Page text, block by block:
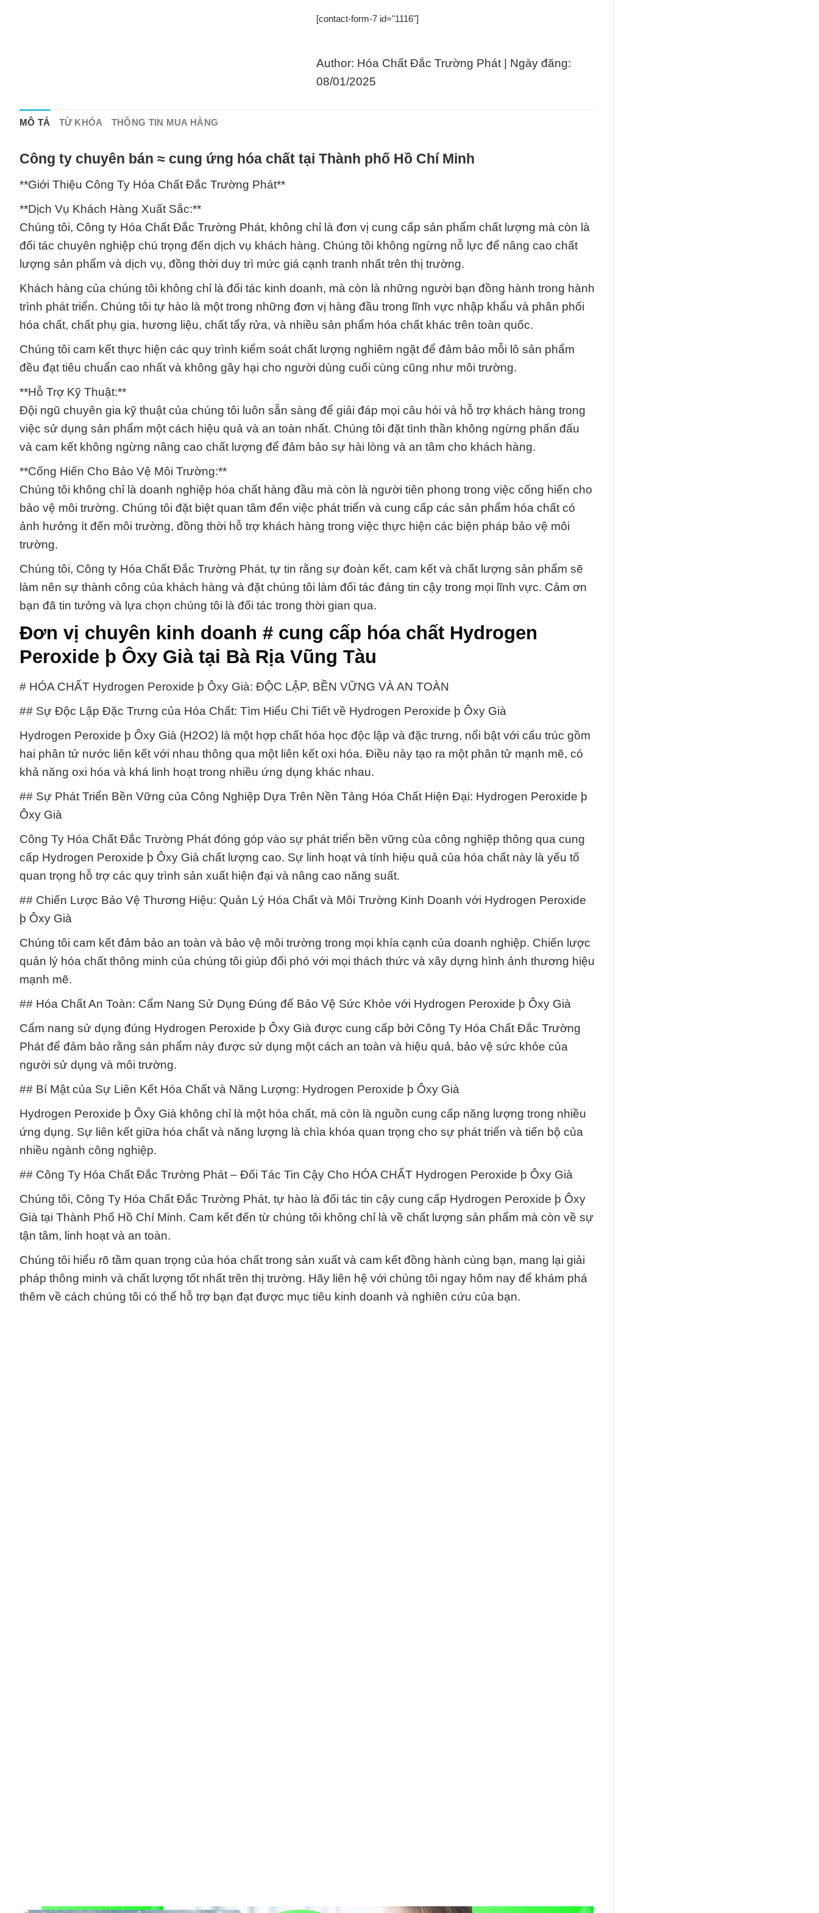
[contact-form-7 id="1116"]
Author: Hóa Chất Đắc Trường Phát | Ngày đăng:
08/01/2025
MÔ TẢ TỪ KHÓA THÔNG TIN MUA HÀNG
Công ty chuyên bán ≈ cung ứng hóa chất tại Thành phố Hồ Chí Minh
**Giới Thiệu Công Ty Hóa Chất Đắc Trường Phát**
**Dịch Vụ Khách Hàng Xuất Sắc:**
Chúng tôi, Công ty Hóa Chất Đắc Trường Phát, không chỉ là đơn vị cung cấp sản phẩm chất lượng mà còn là
đối tác chuyên nghiệp chú trọng đến dịch vụ khách hàng. Chúng tôi không ngừng nỗ lực để nâng cao chất
lượng sản phẩm và dịch vụ, đồng thời duy trì mức giá cạnh tranh nhất trên thị trường.
Khách hàng của chúng tôi không chỉ là đối tác kinh doanh, mà còn là những người bạn đồng hành trong hành
trình phát triển. Chúng tôi tự hào là một trong những đơn vị hàng đầu trong lĩnh vực nhập khẩu và phân phối
hóa chất, chất phụ gia, hương liệu, chất tẩy rửa, và nhiều sản phẩm hóa chất khác trên toàn quốc.
Chúng tôi cam kết thực hiện các quy trình kiểm soát chất lượng nghiêm ngặt để đảm bảo mỗi lô sản phẩm
đều đạt tiêu chuẩn cao nhất và không gây hại cho người dùng cuối cùng cũng như môi trường.
**Hỗ Trợ Kỹ Thuật:**
Đội ngũ chuyên gia kỹ thuật của chúng tôi luôn sẵn sàng để giải đáp mọi câu hỏi và hỗ trợ khách hàng trong
việc sử dụng sản phẩm một cách hiệu quả và an toàn nhất. Chúng tôi đặt tình thần không ngừng phấn đấu
và cam kết không ngừng nâng cao chất lượng để đảm bảo sự hài lòng và an tâm cho khách hàng.
**Cống Hiến Cho Bảo Vệ Môi Trường:**
Chúng tôi không chỉ là doanh nghiệp hóa chất hàng đầu mà còn là người tiên phong trong việc cống hiến cho
bảo vệ môi trường. Chúng tôi đặt biệt quan tâm đến việc phát triển và cung cấp các sản phẩm hóa chất có
ảnh hưởng ít đến môi trường, đồng thời hỗ trợ khách hàng trong việc thực hiện các biện pháp bảo vệ môi
trường.
Chúng tôi, Công ty Hóa Chất Đắc Trường Phát, tự tin rằng sự đoàn kết, cam kết và chất lượng sản phẩm sẽ
làm nên sự thành công của khách hàng và đặt chúng tôi làm đối tác đáng tin cậy trong mọi lĩnh vực. Cảm ơn
bạn đã tin tưởng và lựa chọn chúng tôi là đối tác trong thời gian qua.
Đơn vị chuyên kinh doanh # cung cấp hóa chất Hydrogen
Peroxide þ Ôxy Già tại Bà Rịa Vũng Tàu
# HÓA CHẤT Hydrogen Peroxide þ Ôxy Già: ĐỘC LẬP, BỀN VỮNG VÀ AN TOÀN
## Sự Độc Lập Đặc Trưng của Hóa Chất: Tìm Hiểu Chi Tiết về Hydrogen Peroxide þ Ôxy Già
Hydrogen Peroxide þ Ôxy Già (H2O2) là một hợp chất hóa học độc lập và đặc trưng, nổi bật với cấu trúc gồm
hai phân tử nước liên kết với nhau thông qua một liên kết oxi hóa. Điều này tạo ra một phân tử mạnh mẽ, có
khả năng oxi hóa và khá linh hoạt trong nhiều ứng dụng khác nhau.
## Sự Phát Triển Bền Vững của Công Nghiệp Dựa Trên Nền Tảng Hóa Chất Hiện Đại: Hydrogen Peroxide þ
Ôxy Già
Công Ty Hóa Chất Đắc Trường Phát đóng góp vào sự phát triển bền vững của công nghiệp thông qua cung
cấp Hydrogen Peroxide þ Ôxy Già chất lượng cao. Sự linh hoạt và tính hiệu quả của hóa chất này là yếu tố
quan trọng hỗ trợ các quy trình sản xuất hiện đại và nâng cao năng suất.
## Chiến Lược Bảo Vệ Thương Hiệu: Quản Lý Hóa Chất và Môi Trường Kinh Doanh với Hydrogen Peroxide
þ Ôxy Già
Chúng tôi cam kết đảm bảo an toàn và bảo vệ môi trường trong mọi khía cạnh của doanh nghiệp. Chiến lược
quản lý hóa chất thông minh của chúng tôi giúp đối phó với mọi thách thức và xây dựng hình ảnh thương hiệu
mạnh mẽ.
## Hóa Chất An Toàn: Cẩm Nang Sử Dụng Đúng để Bảo Vệ Sức Khỏe với Hydrogen Peroxide þ Ôxy Già
Cẩm nang sử dụng đúng Hydrogen Peroxide þ Ôxy Già được cung cấp bởi Công Ty Hóa Chất Đắc Trường
Phát để đảm bảo rằng sản phẩm này được sử dụng một cách an toàn và hiệu quả, bảo vệ sức khỏe của
người sử dụng và môi trường.
## Bí Mật của Sự Liên Kết Hóa Chất và Năng Lượng: Hydrogen Peroxide þ Ôxy Già
Hydrogen Peroxide þ Ôxy Già không chỉ là một hóa chất, mà còn là nguồn cung cấp năng lượng trong nhiều
ứng dụng. Sự liên kết giữa hóa chất và năng lượng là chìa khóa quan trọng cho sự phát triển và tiến bộ của
nhiều ngành công nghiệp.
## Công Ty Hóa Chất Đắc Trường Phát – Đối Tác Tin Cậy Cho HÓA CHẤT Hydrogen Peroxide þ Ôxy Già
Chúng tôi, Công Ty Hóa Chất Đắc Trường Phát, tự hào là đối tác tin cậy cung cấp Hydrogen Peroxide þ Ôxy
Già tại Thành Phố Hồ Chí Minh. Cam kết đến từ chúng tôi không chỉ là về chất lượng sản phẩm mà còn về sự
tận tâm, linh hoạt và an toàn.
Chúng tôi hiểu rõ tầm quan trọng của hóa chất trong sản xuất và cam kết đồng hành cùng bạn, mang lại giải
pháp thông minh và chất lượng tốt nhất trên thị trường. Hãy liên hệ với chúng tôi ngay hôm nay để khám phá
thêm về cách chúng tôi có thể hỗ trợ bạn đạt được mục tiêu kinh doanh và nghiên cứu của bạn.